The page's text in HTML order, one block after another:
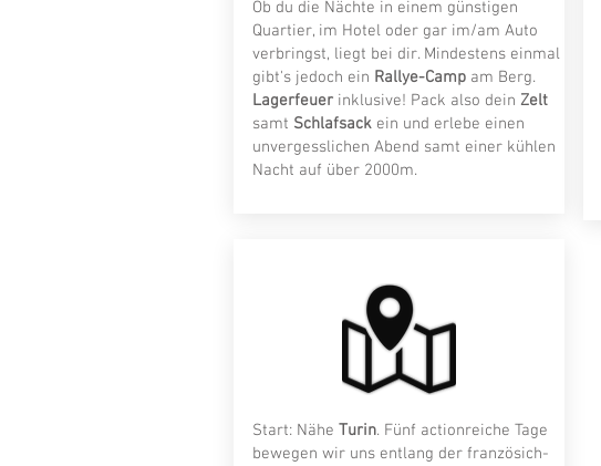
Ob du die Nächte in einem günstigen
Quartier, im Hotel oder gar im/am Auto
verbringst, liegt bei dir. Mindestens einmal
gibt's jedoch ein Rallye-Campam Berg.
Lagerfeuerinklusive! Pack also dein Zelt
samt Schlafsackein und erlebe einen
unvergesslichen Abend samt einer kühlen
Nacht auf über 2000m.
Start: Nähe Turin. Fünf actionreiche Tage
bewegen wir uns entlang der französich-